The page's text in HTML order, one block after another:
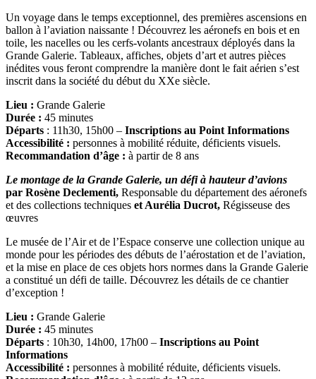
Un voyage dans le temps exceptionnel, des premières ascensions en
ballon à l’aviation naissante ! Découvrez les aéronefs en bois et en
toile, les nacelles ou les cerfs-volants ancestraux déployés dans la
Grande Galerie. Tableaux, affiches, objets d’art et autres pièces
inédites vous feront comprendre la manière dont le fait aérien s’est
inscrit dans la société du début du XXe siècle.
Lieu : Grande Galerie
Durée : 45 minutes
Départs : 11h30, 15h00 – Inscriptions au Point Informations
Accessibilité : personnes à mobilité réduite, déficients visuels.
Recommandation d’âge : à partir de 8 ans
Le montage de la Grande Galerie, un défi à hauteur d’avions
par Rosène Declementi, Responsable du département des aéronefs
et des collections techniques et Aurélia Ducrot, Régisseuse des
œuvres
Le musée de l’Air et de l’Espace conserve une collection unique au
monde pour les périodes des débuts de l’aérostation et de l’aviation,
et la mise en place de ces objets hors normes dans la Grande Galerie
a constitué un défi de taille. Découvrez les détails de ce chantier
d’exception !
Lieu : Grande Galerie
Durée : 45 minutes
Départs : 10h30, 14h00, 17h00 – Inscriptions au Point
Informations
Accessibilité : personnes à mobilité réduite, déficients visuels.